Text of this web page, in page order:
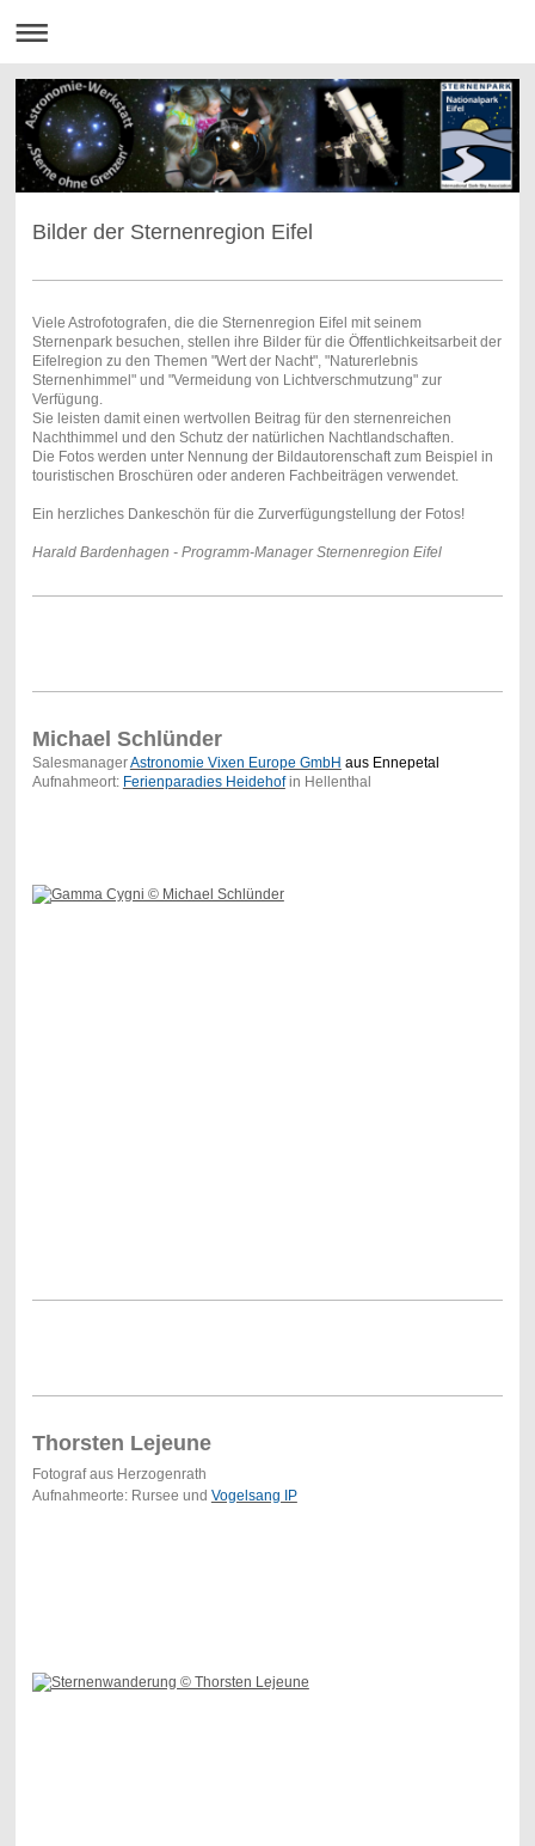
Bilder der Sternenregion Eifel
Viele Astrofotografen, die die Sternenregion Eifel mit seinem
Sternenpark besuchen, stellen ihre Bilder für die Öffentlichkeitsarbeit der
Eifelregion zu den Themen "Wert der Nacht", "Naturerlebnis
Sternenhimmel" und "Vermeidung von Lichtverschmutzung" zur
Verfügung.
Sie leisten damit einen wertvollen Beitrag für den sternenreichen
Nachthimmel und den Schutz der natürlichen Nachtlandschaften.
Die Fotos werden unter Nennung der Bildautorenschaft zum Beispiel in
touristischen Broschüren oder anderen Fachbeiträgen verwendet.
Ein herzliches Dankeschön für die Zurverfügungstellung der Fotos!
Harald Bardenhagen - Programm-Manager Sternenregion Eifel
Michael Schlünder
SalesmanagerAstronomie Vixen Europe GmbH aus Ennepetal
Aufnahmeort: Ferienparadies Heidehofin Hellenthal
Thorsten Lejeune
Fotograf aus Herzogenrath
Aufnahmeorte: Rursee und Vogelsang IP